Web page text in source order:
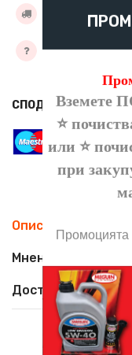
УСЛОВИЯ ЗА
ЗАДАЙТЕ
СПОДЕЛИВземете
⭐
или ⭐
при
Промоцията
Описание
Мнения (0)
Доставка